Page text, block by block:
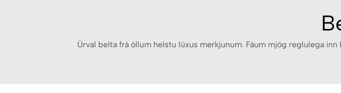
Úrval belta frá öllum helstu lúxus merkjunum. Fáum mjög reglulega